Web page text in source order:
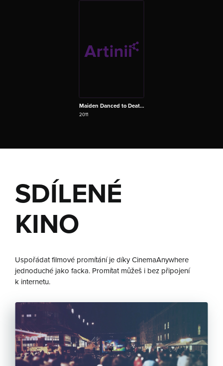
Maiden Danced to Death, The
2011
SDÍLENÉ
KINO
Uspořádat filmové promítání je díky CinemaAnywhere
jednoduché jako facka. Promítat můžeš i bez připojení
k internetu.